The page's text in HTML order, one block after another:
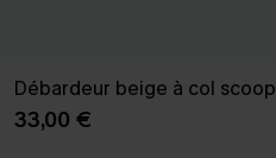
Débardeur beige à col scoop
33,00 €